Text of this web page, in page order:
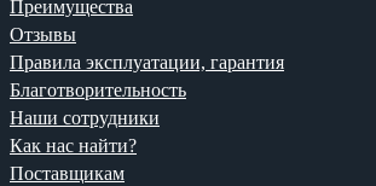
Преимущества
Отзывы
Правила эксплуатации, гарантия
Благотворительность
Наши сотрудники
Как нас найти?
Поставщикам